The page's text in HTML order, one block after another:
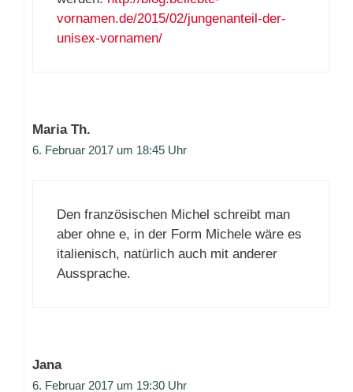
vornamen.de/2015/02/jungenanteil-der-
unisex-vornamen/
Maria Th.
6. Februar 2017 um 18:45 Uhr
Den französischen Michel schreibt man
aber ohne e, in der Form Michele wäre es
italienisch, natürlich auch mit anderer
Aussprache.
Jana
6. Februar 2017 um 19:30 Uhr